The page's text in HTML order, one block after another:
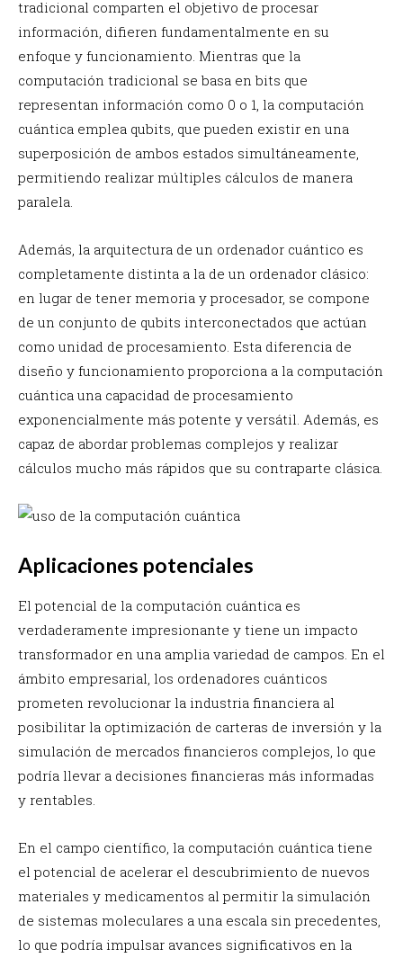
tradicional comparten el objetivo de procesar
información, difieren fundamentalmente en su
enfoque y funcionamiento. Mientras que la
computación tradicional se basa en bits que
representan información como 0 o 1, la computación
cuántica emplea qubits, que pueden existir en una
superposición de ambos estados simultáneamente,
permitiendo realizar múltiples cálculos de manera
paralela.
Además, la arquitectura de un ordenador cuántico es
completamente distinta a la de un ordenador clásico:
en lugar de tener memoria y procesador, se compone
de un conjunto de qubits interconectados que actúan
como unidad de procesamiento. Esta diferencia de
diseño y funcionamiento proporciona a la computación
cuántica una capacidad de procesamiento
exponencialmente más potente y versátil. Además, es
capaz de abordar problemas complejos y realizar
cálculos mucho más rápidos que su contraparte clásica.
Aplicaciones potenciales
El potencial de la computación cuántica es
verdaderamente impresionante y tiene un impacto
transformador en una amplia variedad de campos. En el
ámbito empresarial, los ordenadores cuánticos
prometen revolucionar la industria financiera al
posibilitar la optimización de carteras de inversión y la
simulación de mercados financieros complejos, lo que
podría llevar a decisiones financieras más informadas
y rentables.
En el campo científico, la computación cuántica tiene
el potencial de acelerar el descubrimiento de nuevos
materiales y medicamentos al permitir la simulación
de sistemas moleculares a una escala sin precedentes,
lo que podría impulsar avances significativos en la